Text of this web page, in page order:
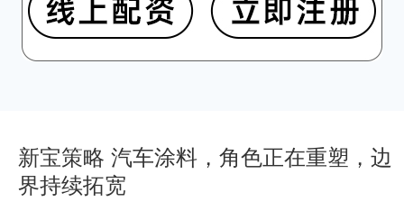
新宝策略 汽车涂料，角色正在重塑，边
界持续拓宽